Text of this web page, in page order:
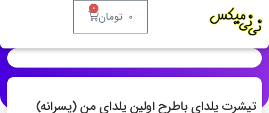
۰ تومان ۰
تیشرت یلدای باطرح اولین یلدای من (پسرانه)